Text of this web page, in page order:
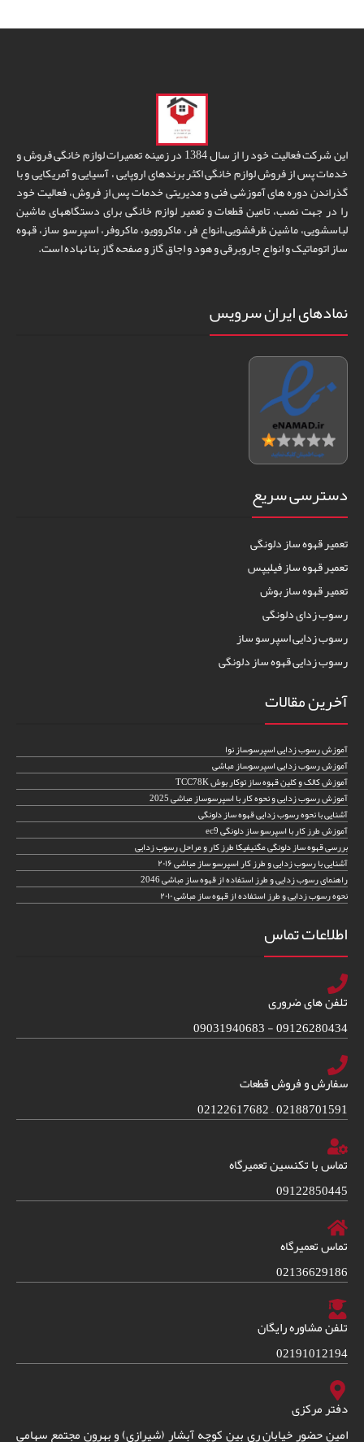
این شرکت فعالیت خود را از سال 1384 در زمینه تعمیرات لوازم خانگی فروش و
خدمات پس از فروش لوازم خانگی اکثر برندهای اروپایی ، آسیایی و آمریکایی و با
گذراندن دوره های آموزشی فنی و مدیریتی خدمات پس از فروش، فعالیت خود
را در جهت نصب، تامین قطعات و تعمیر لوازم خانگی برای دستگاههای ماشین
لباسشویی، ماشین ظرفشویی،انواع فر، ماکروویو، ماکروفر، اسپرسو ساز، قهوه
ساز اتوماتیک و انواع جاروبرقی و هود و اجاق گاز و صفحه گاز بنا نهاده است.
نمادهای ایران سرویس
دسترسی سریع
تعمیر قهوه ساز دلونگی
تعمیر قهوه ساز فیلیپس
تعمیر قهوه ساز بوش
رسوب زدای دلونگی
رسوب زدایی اسپرسو ساز
رسوب زدایی قهوه ساز دلونگی
آخرین مقالات
آموزش رسوب زدایی اسپرسوساز نوا
آموزش رسوب زدایی اسپرسوساز مباشی
آموزش کالک و کلین قهوه ساز توکار بوش TCC78K
آموزش رسوب زدایی و نحوه کار با اسپرسوساز مباشی 2025
آشنایی با نحوه رسوب زدایی قهوه ساز دلونگی
آموزش طرز کار با اسپرسو ساز دلونگی ec9
بررسی قهوه ساز دلونگی مگنیفیکا طرز کار و مراحل رسوب زدایی
آشنایی با رسوب زدایی و طرز کار اسپرسو ساز مباشی ۲۰۱۶
راهنمای رسوب زدایی و طرز استفاده از قهوه ساز مباشی 2046
نحوه رسوب زدایی و طرز استفاده از قهوه ساز مباشی ۲۰۱۰
اطلاعات تماس
تلفن های ضروری
09126280434 - 09031940683
سفارش و فروش قطعات
02188701591 – 02122617682
تماس با تکنسین تعمیرگاه
09122850445
تماس تعمیرگاه
02136629186
تلفن مشاوره رایگان
02191012194
دفتر مرکزی
امین حضور خیابان ری بین کوچه آبشار (شیرازی) و بهرون مجتمع سهامی